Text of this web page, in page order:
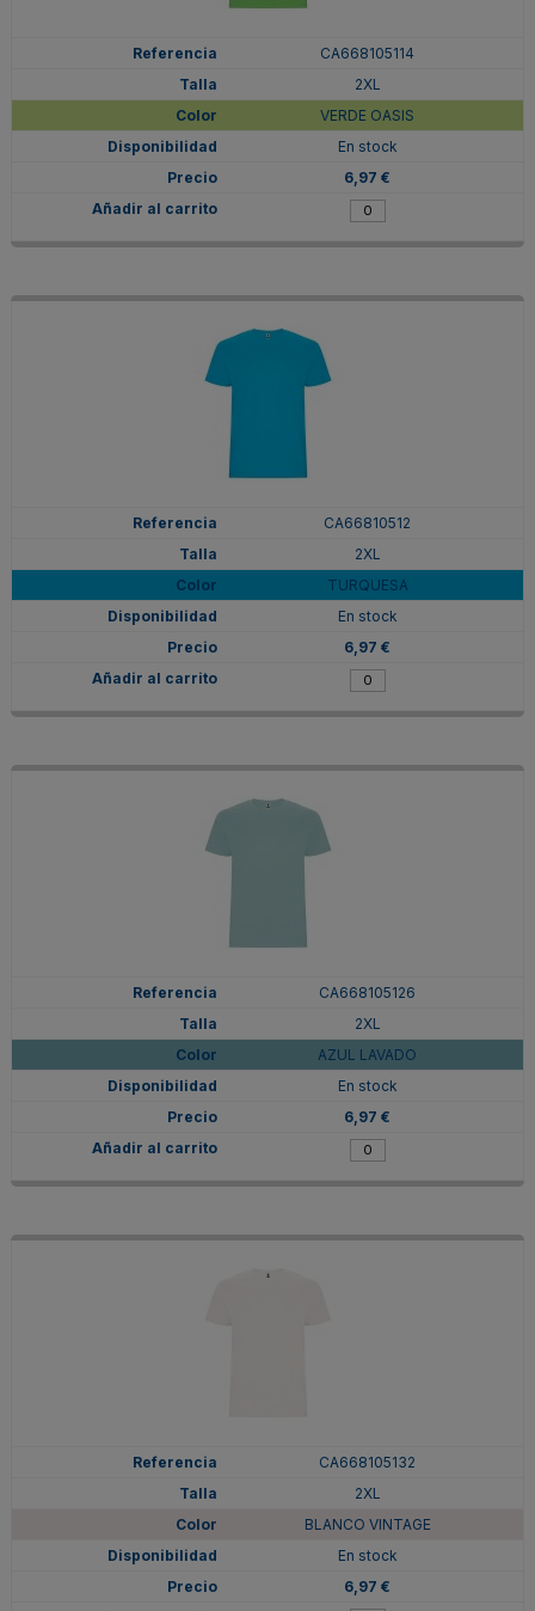
CA668105114
2XL
VERDE OASIS
En stock
6,97 €
CA66810512
2XL
TURQUESA
En stock
6,97 €
CA668105126
2XL
AZUL LAVADO
En stock
6,97 €
CA668105132
2XL
BLANCO VINTAGE
En stock
6,97 €